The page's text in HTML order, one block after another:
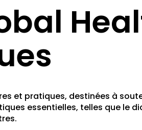
et pratiques, destinées à
essentielles, telles que le